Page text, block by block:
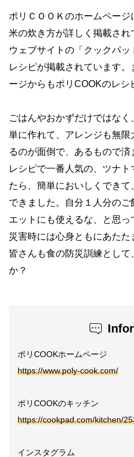
ポリＣＯＯＫのホームペー
米の炊き方が詳しく掲載さ
ウェブサイトの「クックパ
レシピが掲載されています
ージからもポリCOOKのレシ
ごはんやおかずだけではな
単に作れて、アレンジも無
るのが面倒で、あるもので
レシピで一番人気の、ツナ
たら、簡単においしくでき
できました。自分１人分の
エットにも使えるな、と思っ
災害時には心身ともにあたた
皆さんも食の防災訓練とし
か？
ポリCOOKホームページ
https://www.poly-cook.com/
ポリCOOKのキッチン
https://cookpad.com/kitchen/
インスタグラム